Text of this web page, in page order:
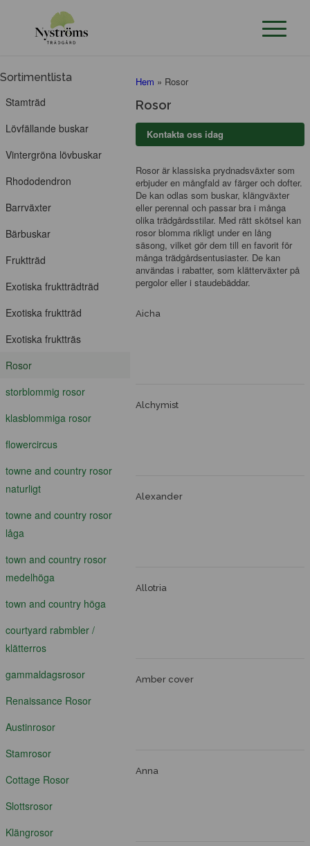
Sortimentlista
Stamträd
Lövfällande buskar
Vintergröna lövbuskar
Rhododendron
Barrväxter
Bärbuskar
Fruktträd
Exotiska fruktträdträd
Exotiska fruktträd
Exotiska fruktträs
Rosor
storblommig rosor
klasblommiga rosor
flowercircus
towne and country rosor
naturligt
towne and country rosor
låga
town and country rosor
medelhöga
town and country höga
courtyard rabmbler /
klätterros
gammaldagsrosor
Renaissance Rosor
Austinrosor
Stamrosor
Cottage Rosor
Slottsrosor
Klängrosor
Hem » Rosor
Rosor
Kontakta oss idag
Rosor är klassiska prydnadsväxter som
erbjuder en mångfald av färger och dofter.
De kan odlas som buskar, klängväxter
eller perennal och passar bra i många
olika trädgårdsstilar. Med rätt skötsel kan
rosor blomma rikligt under en lång
säsong, vilket gör dem till en favorit för
många trädgårdsentusiaster. De kan
användas i rabatter, som klätterväxter på
pergolor eller i staudebäddar.
Aicha
Alchymist
Alexander
Allotria
Amber cover
Anna